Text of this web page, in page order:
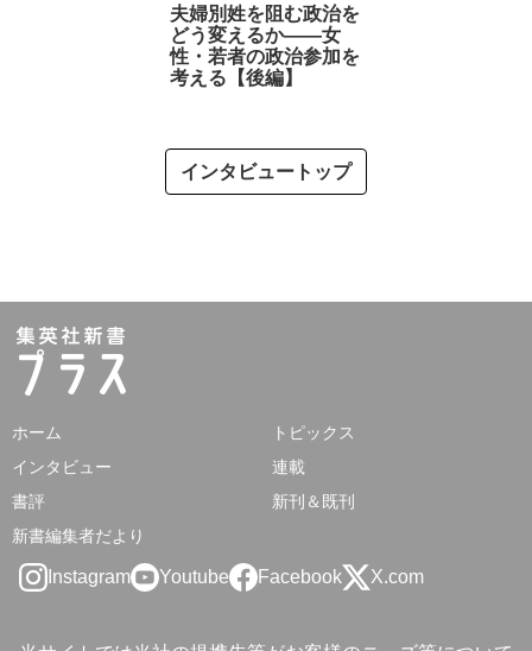
夫婦別姓を阻む政治を
どう変えるか――女
性・若者の政治参加を
考える【後編】
インタビュートップ
ホーム
トピックス
インタビュー
連載
書評
新刊＆既刊
新書編集者だより
Instagram Youtube Facebook X.com